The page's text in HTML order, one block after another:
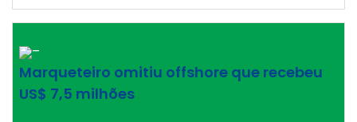
–
Marqueteiro omitiu offshore que recebeu
US$ 7,5 milhões